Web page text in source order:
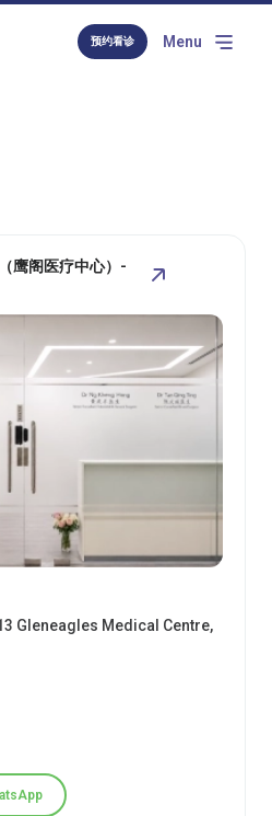
预约看诊 Menu
鹰阁医疗中心）-
Gleneagles Medical Centre,